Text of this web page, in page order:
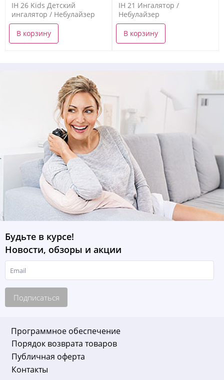
IH 26 Kids Детский
ингалятор / Небулайзер
В корзину
IH 21 Ингалятор /
Небулайзер
В корзину
Будьте в курсе!
Новости, обзоры и акции
Подписаться
Программное обеспечение
Порядок возврата товаров
Публичная оферта
Контакты